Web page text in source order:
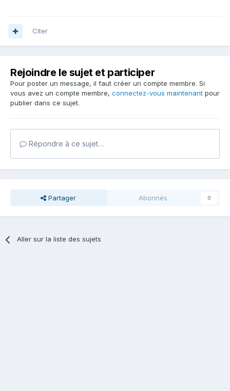
Citer
Rejoindre le sujet et participer
Pour poster un message, il faut créer un compte membre. Si
vous avez un compte membre, connectez-vous maintenant pour
publier dans ce sujet.
Répondre à ce sujet…
Partager Abonnés 0
Aller sur la liste des sujets